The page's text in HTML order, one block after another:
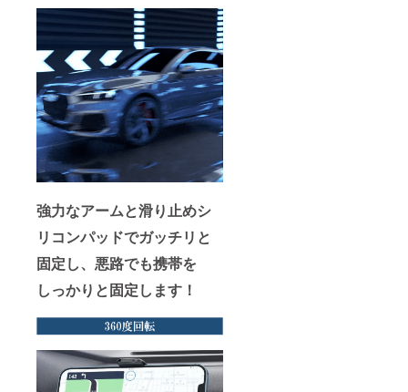
強力なアームと滑り止めシ
リコンパッドでガッチリと
固定し、悪路でも携帯を
しっかりと固定します！